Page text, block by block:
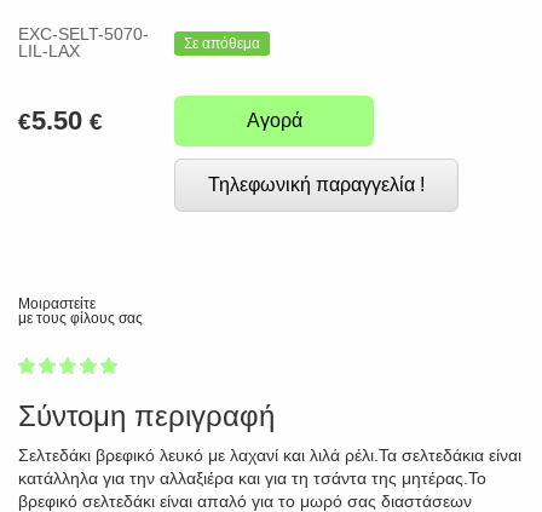
EXC-SELT-5070-
LIL-LAX
Σε απόθεμα
€5.50 € Αγορά
Τηλεφωνική παραγγελία !
Μοιραστείτε
με τους φίλους σας
1
2
3
4
5
Σύντομη περιγραφή
Σελτεδάκι βρεφικό λευκό με λαχανί και λιλά ρέλι.Τα σελτεδάκια είναι
κατάλληλα για την αλλαξιέρα και για τη τσάντα της μητέρας.Το
βρεφικό σελτεδάκι είναι απαλό για το μωρό σας διαστάσεων